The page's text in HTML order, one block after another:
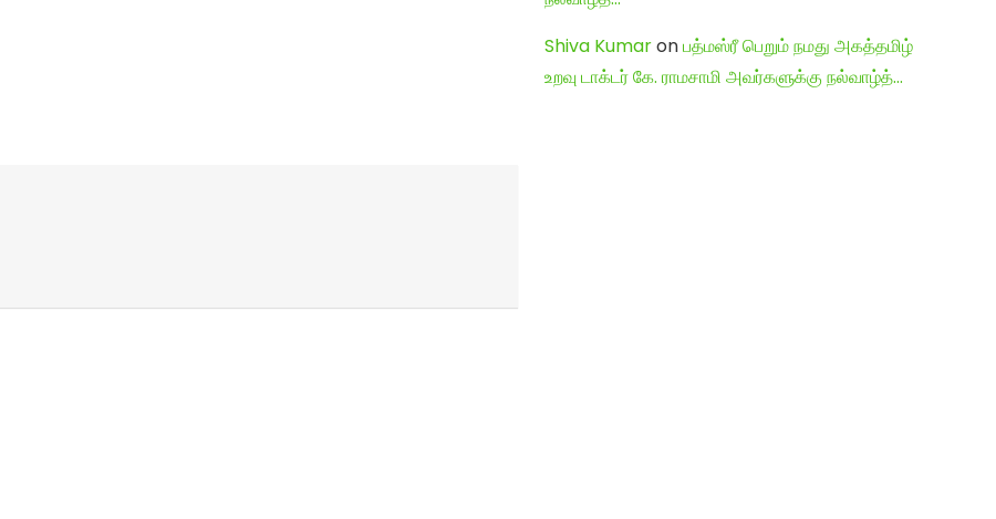
Shiva Kumaronபத்மஸ்ரீ பெறும் நமது அகத்தமிழ்
உறவு டாக்டர் கே. ராமசாமி அவர்களுக்கு நல்வாழ்த்…